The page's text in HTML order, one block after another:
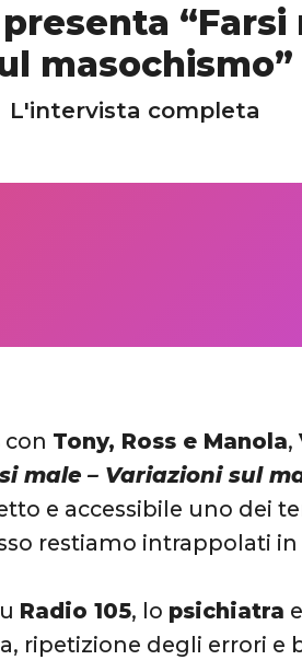
“Farsi
masochismo”
L'intervista completa
con Tony, Ross e Manola,
male – Variazioni sul
e accessibile uno dei
restiamo intrappolati in
Radio 105, lo psichiatra e
ripetizione degli errori e